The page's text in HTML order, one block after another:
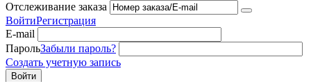
Отслеживание заказа
ВойтиРегистрация
E-mail
ПарольЗабыли пароль?
Создать учетную запись
Войти